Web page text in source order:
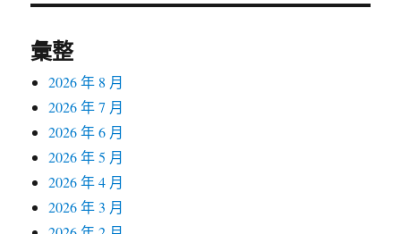
彙整
2026 年 8 月
2026 年 7 月
2026 年 6 月
2026 年 5 月
2026 年 4 月
2026 年 3 月